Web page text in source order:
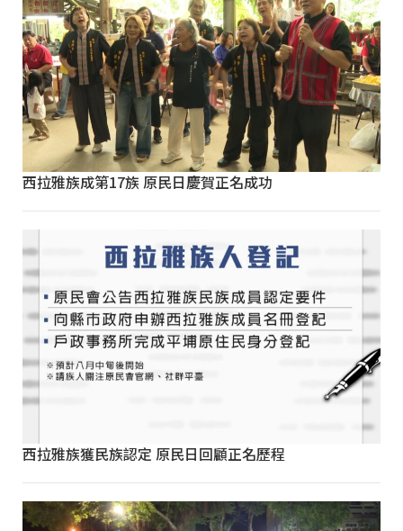
西拉雅族成第17族 原民日慶賀正名成功
西拉雅族獲民族認定 原民日回顧正名歷程